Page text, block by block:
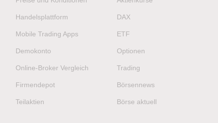
Handelsplattform
Mobile Trading Apps
Demokonto
Online-Broker Vergleich
Firmendepot
Teilaktien
DAX
ETF
Optionen
Trading
Börsennews
Börse aktuell